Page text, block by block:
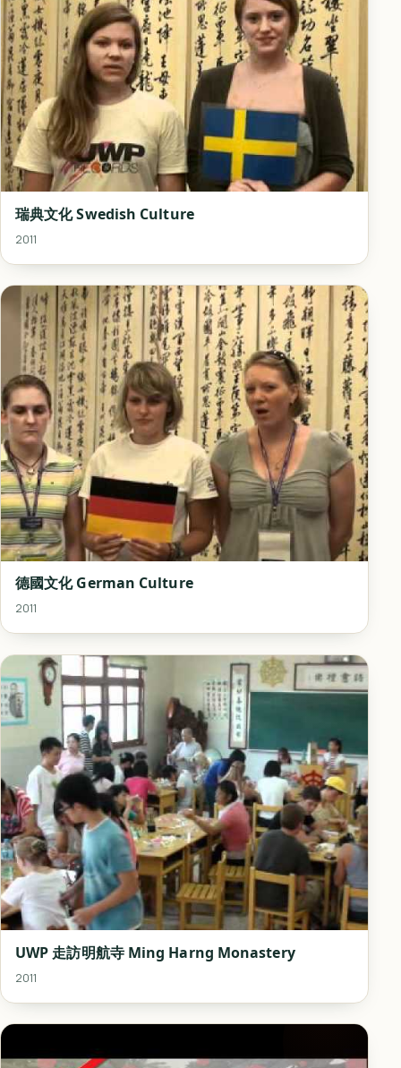
瑞典文化 Swedish Culture
2011
德國文化 German Culture
2011
UWP 走訪明航寺 Ming Harng Monastery
2011